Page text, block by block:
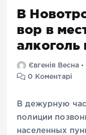
В
вор в
алкоголь
Євгенія Весна
0 Коментарі
В дежурную
полиции
населенных